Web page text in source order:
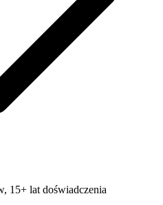
15+ lat doświadczenia